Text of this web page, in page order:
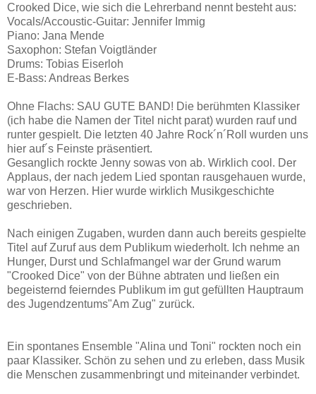
Crooked Dice, wie sich die Lehrerband nennt besteht aus:
Vocals/Accoustic-Guitar: Jennifer Immig
Piano: Jana Mende
Saxophon: Stefan Voigtländer
Drums: Tobias Eiserloh
E-Bass: Andreas Berkes
Ohne Flachs: SAU GUTE BAND! Die berühmten Klassiker
(ich habe die Namen der Titel nicht parat) wurden rauf und
runter gespielt. Die letzten 40 Jahre Rock´n´Roll wurden uns
hier auf´s Feinste präsentiert.
Gesanglich rockte Jenny sowas von ab. Wirklich cool. Der
Applaus, der nach jedem Lied spontan rausgehauen wurde,
war von Herzen. Hier wurde wirklich Musikgeschichte
geschrieben.
Nach einigen Zugaben, wurden dann auch bereits gespielte
Titel auf Zuruf aus dem Publikum wiederholt. Ich nehme an
Hunger, Durst und Schlafmangel war der Grund warum
"Crooked Dice" von der Bühne abtraten und ließen ein
begeisternd feierndes Publikum im gut gefüllten Hauptraum
des Jugendzentums"Am Zug" zurück.
Ein spontanes Ensemble "Alina und Toni" rockten noch ein
paar Klassiker. Schön zu sehen und zu erleben, dass Musik
die Menschen zusammenbringt und miteinander verbindet.